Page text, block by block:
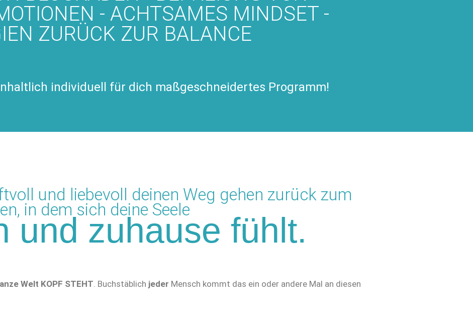
- ACHTSAMES MINDSET -
ZURÜCK ZUR BALANCE
individuell für dich maßgeschneidertes Programm!
und liebevoll deinen Weg gehen zurück zum
in dem sich deine Seele
und zuhause fühlt.
Welt KOPF STEHT . Buchstäblich jeder Mensch kommt das ein oder andere Mal an diesen